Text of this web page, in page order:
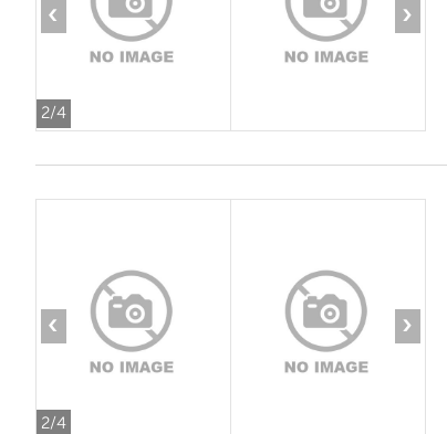
2/4
‹ ›
2/4
‹ ›